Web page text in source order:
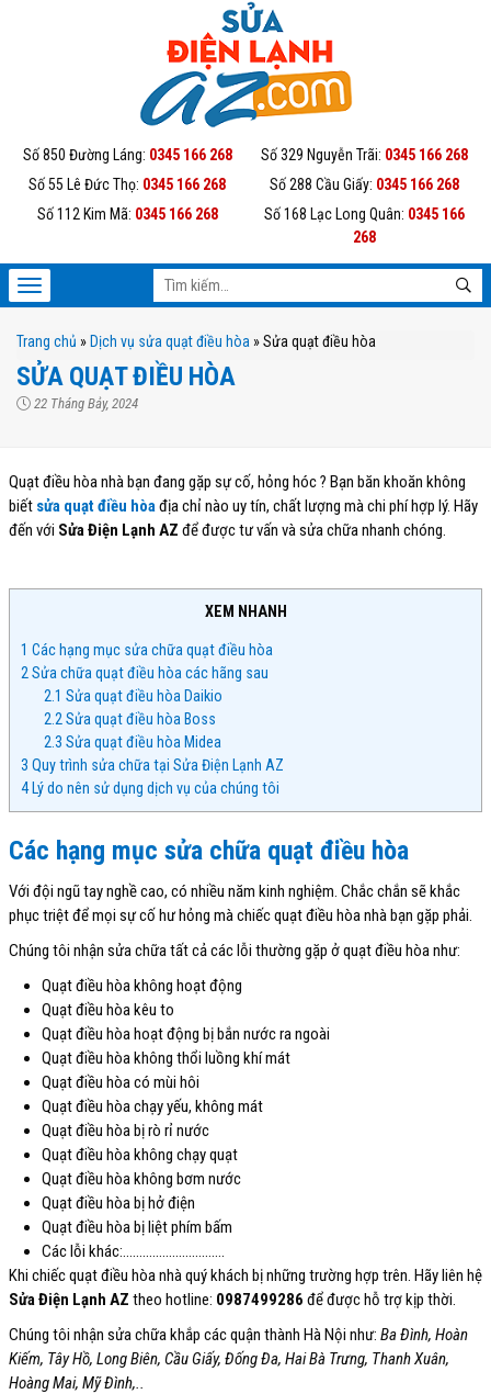
Số 850 Đường Láng: 0345 166 268 Số 329 Nguyễn Trãi: 0345 166 268
Số 55 Lê Đức Thọ: 0345 166 268 Số 288 Cầu Giấy: 0345 166 268
Số 112 Kim Mã: 0345 166 268 Số 168 Lạc Long Quân: 0345 166
268
Trang chủ » Dịch vụ sửa quạt điều hòa »Sửa quạt điều hòa
SỬA QUẠT ĐIỀU HÒA
22 Tháng Bảy, 2024
Quạt điều hòa nhà bạn đang gặp sự cố, hỏng hóc ? Bạn băn khoăn không
biết sửa quạt điều hòađịa chỉ nào uy tín, chất lượng mà chi phí hợp lý. Hãy
đến với Sửa Điện Lạnh AZ để được tư vấn và sửa chữa nhanh chóng.
XEM NHANH
1 Các hạng mục sửa chữa quạt điều hòa
2Sửa chữa quạt điều hòa các hãng sau
2.1 Sửa quạt điều hòa Daikio
2.2Sửa quạt điều hòa Boss
2.3 Sửa quạt điều hòa Midea
3 Quy trình sửa chữa tại Sửa Điện Lạnh AZ
4Lý do nên sử dụng dịch vụ của chúng tôi
Các hạng mục sửa chữa quạt điều hòa
Với đội ngũ tay nghề cao, có nhiều năm kinh nghiệm. Chắc chắn sẽ khắc
phục triệt để mọi sự cố hư hỏng mà chiếc quạt điều hòa nhà bạn gặp phải.
Chúng tôi nhận sửa chữa tất cả các lỗi thường gặp ở quạt điều hòa như:
Quạt điều hòa không hoạt động
Quạt điều hòa kêu to
Quạt điều hòa hoạt động bị bắn nước ra ngoài
Quạt điều hòa không thổi luồng khí mát
Quạt điều hòa có mùi hôi
Quạt điều hòa chạy yếu, không mát
Quạt điều hòa bị rò rỉ nước
Quạt điều hòa không chạy quạt
Quạt điều hòa không bơm nước
Quạt điều hòa bị hở điện
Quạt điều hòa bị liệt phím bấm
Các lỗi khác:………………………….
Khi chiếc quạt điều hòa nhà quý khách bị những trường hợp trên. Hãy liên hệ
Sửa Điện Lạnh AZ theo hotline: 0987499286 để được hỗ trợ kịp thời.
Chúng tôi nhận sửa chữa khắp các quận thành Hà Nội như: Ba Đình, Hoàn
Kiếm, Tây Hồ, Long Biên, Cầu Giấy, Đống Đa, Hai Bà Trưng, Thanh Xuân,
Hoàng Mai, Mỹ Đình,..